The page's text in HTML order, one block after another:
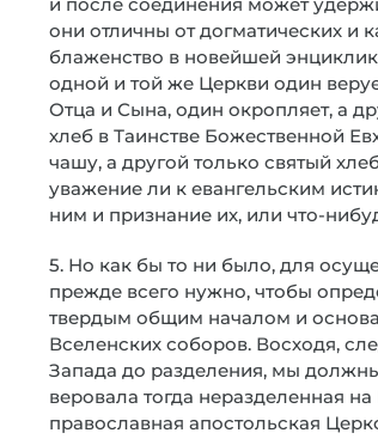
они отличны от догматических и
блаженство в новейшей
одной и той же Церкви один
Отца и Сына, один окропляет, а
хлеб в Таинстве Божественной
чашу, а другой только святый
уважение ли к евангельским
ним и признание их, или что-
5. Но как бы то ни было, для
прежде всего нужно, чтобы
твердым общим началом и
Вселенских соборов. Восходя,
Запада до разделения, мы
веровала тогда неразделенная
православная апостольская